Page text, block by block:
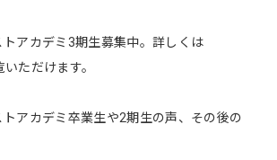
トアカデミ3期生募集中。詳しくは
いただけます。
トアカデミ卒業生や2期生の声、その後の